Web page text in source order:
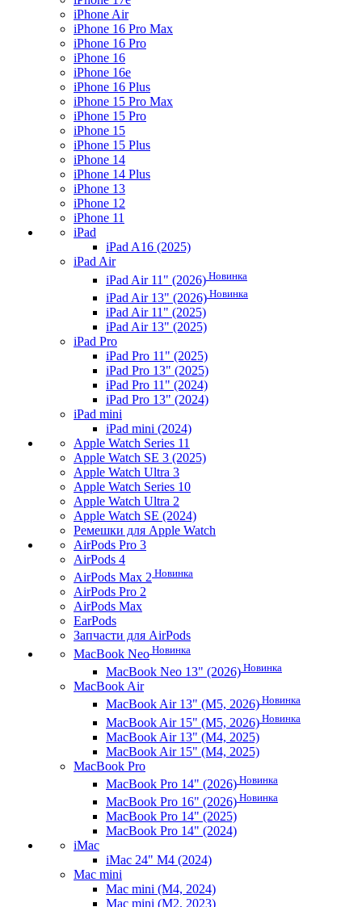
iPhone Air
iPhone 16 Pro Max
iPhone 16 Pro
iPhone 16
iPhone 16e
iPhone 16 Plus
iPhone 15 Pro Max
iPhone 15 Pro
iPhone 15
iPhone 15 Plus
iPhone 14
iPhone 14 Plus
iPhone 13
iPhone 12
iPhone 11
iPad
iPad A16 (2025)
iPad Air
iPad Air 11" (2026) Новинка
iPad Air 13" (2026) Новинка
iPad Air 11" (2025)
iPad Air 13" (2025)
iPad Pro
iPad Pro 11" (2025)
iPad Pro 13" (2025)
iPad Pro 11" (2024)
iPad Pro 13" (2024)
iPad mini
iPad mini (2024)
Apple Watch Series 11
Apple Watch SE 3 (2025)
Apple Watch Ultra 3
Apple Watch Series 10
Apple Watch Ultra 2
Apple Watch SE (2024)
Ремешки для Apple Watch
AirPods Pro 3
AirPods 4
AirPods Max 2 Новинка
AirPods Pro 2
AirPods Max
EarPods
Запчасти для AirPods
MacBook Neo Новинка
MacBook Neo 13" (2026) Новинка
MacBook Air
MacBook Air 13" (M5, 2026) Новинка
MacBook Air 15" (M5, 2026) Новинка
MacBook Air 13" (M4, 2025)
MacBook Air 15" (M4, 2025)
MacBook Pro
MacBook Pro 14" (2026) Новинка
MacBook Pro 16" (2026) Новинка
MacBook Pro 14" (2025)
MacBook Pro 14" (2024)
iMac
iMac 24" M4 (2024)
Mac mini
Mac mini (M4, 2024)
Mac mini (M2, 2023)